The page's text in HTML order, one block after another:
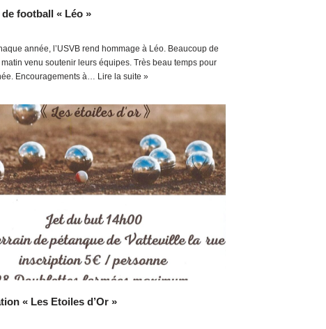
football « Léo »
année, l’USVB rend hommage à Léo. Beaucoup de
venu soutenir leurs équipes. Très beau temps pour
Encouragements à… Lire la suite »
« Les Etoiles d’Or »